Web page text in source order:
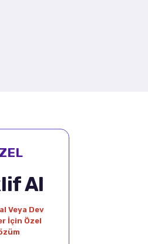
Al
Veya Dev
İçin Özel